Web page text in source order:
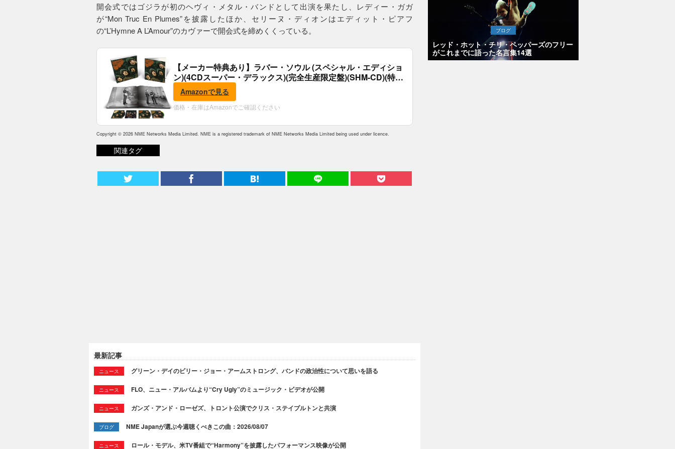
開会式ではゴジラが初のヘヴィ・メタル・バンドとして出演を果たし、レディー・ガガ
が“Mon Truc En Plumes”を披露したほか、セリーヌ・ディオンはエディット・ピアフ
の“L’Hymne A L’Amour”のカヴァーで開会式を締めくくっている。
【メーカー特典あり】ラバー・ソウル (スペシャル・エディショ
ン)(4CDスーパー・デラックス)(完全生産限定盤)(SHM-CD)(特
典:B2ポスター付)
Amazonで見る
価格・在庫はAmazonでご確認ください
Copyright © 2026 NME Networks Media Limited. NME is a registered trademark of NME Networks Media Limited being used under licence.
関連タグ
最新記事
ニュース グリーン・デイのビリー・ジョー・アームストロング、バンドの政治性について思いを語る
ニュース FLO、ニュー・アルバムより“Cry Ugly”のミュージック・ビデオが公開
ニュース ガンズ・アンド・ローゼズ、トロント公演でクリス・ステイプルトンと共演
ブログ NME Japanが選ぶ今週聴くべきこの曲：2026/08/07
ニュース ロール・モデル、米TV番組で“Harmony”を披露したパフォーマンス映像が公開
ブログ
レッド・ホット・チリ・ペッパーズのフリー
がこれまでに語った名言集14選